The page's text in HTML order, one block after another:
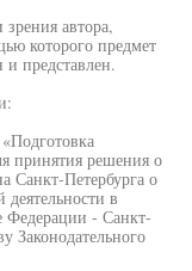
автора,
которого предмет
и представлен.
принятия решения о
Санкт-Петербурга о
в
Федерации - Санкт-
Законодательного